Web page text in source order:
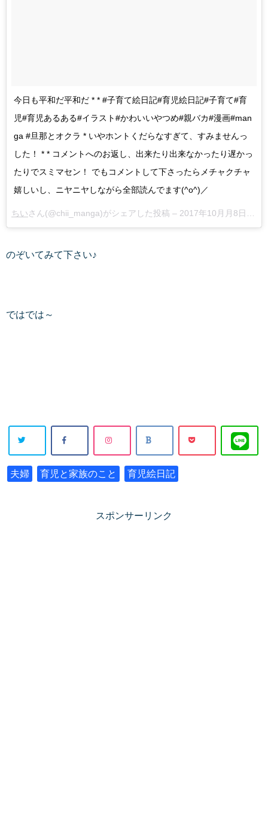
今日も平和だ平和だ * * #子育て絵日記#育児絵日記#子育て#育
児#育児あるある#イラスト#かわいいやつめ#親バカ#漫画#man
ga #旦那とオクラ * いやホントくだらなすぎて、すみませんっ
した！ * * コメントへのお返し、出来たり出来なかったり遅かっ
たりでスミマセン！ でもコメントして下さったらメチャクチャ
嬉しいし、ニヤニヤしながら全部読んでます(^o^)／
ちいさん(@chii_manga)がシェアした投稿 – 2017年10月月8日午前8時37分PDT
のぞいてみて下さい♪
ではでは～
夫婦 育児と家族のこと 育児絵日記
スポンサーリンク